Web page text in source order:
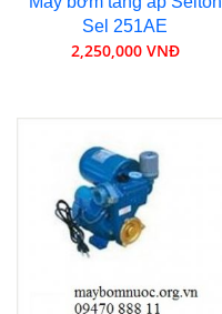
Sel 251AE
2,250,000 VNĐ